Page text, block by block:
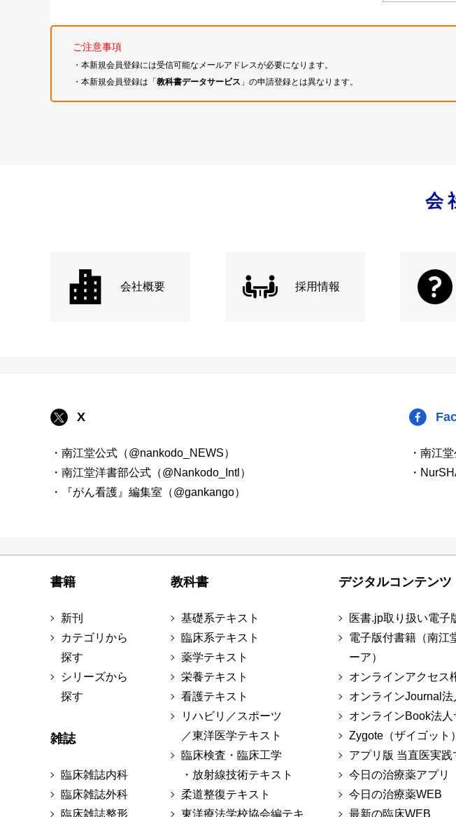
ご注意事項
・本新規会員登録には受信可能なメールアドレスが必要になります。
・本新規会員登録は「教科書データサービス 」の申請登録とは異なります。
会
会社概要 採用情報
X
・南江堂公式（@nankodo_NEWS）
・南江堂洋書部公式（@Nankodo_Intl）
・『がん看護』編集室（@gankango）
・南江
・
書籍
新刊
カテゴリから
探す
シリーズから
探す
雑誌
臨床雑誌内科
臨床雑誌外科
臨床雑誌整形
教科書
基礎系テキスト
臨床系テキスト
薬学テキスト
栄養テキスト
看護テキスト
リハビリ／スポーツ
／東洋医学テキスト
臨床検査・臨床工学
・放射線技術テキスト
柔道整復テキスト
東洋療法学校協会編テキ
デジタルコンテンツ
医書.jp取り扱い電子
電子版付書籍（南江
ーア）
オンラインアクセス
オンラインJournal法
オンラインBook法人
Zygote（ザイゴット）
アプリ版 当直医実践
今日の治療薬アプリ
今日の治療薬WEB
最新の臨床WEB